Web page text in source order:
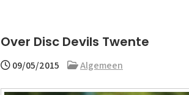
Over Disc Devils Twente
09/05/2015 Algemeen